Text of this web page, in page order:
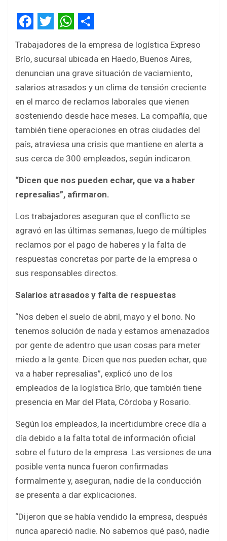
F
a
c
e
b
o
o
k
T
w
i
t
t
e
r
W
h
a
t
s
A
p
p
S
h
a
r
e
Trabajadores de la empresa de logística Expreso
Brío, sucursal ubicada en Haedo, Buenos Aires,
denuncian una grave situación de vaciamiento,
salarios atrasados y un clima de tensión creciente
en el marco de reclamos laborales que vienen
sosteniendo desde hace meses. La compañía, que
también tiene operaciones en otras ciudades del
país, atraviesa una crisis que mantiene en alerta a
sus cerca de 300 empleados, según indicaron.
“Dicen que nos pueden echar, que va a haber
represalias”, afirmaron.
Los trabajadores aseguran que el conflicto se
agravó en las últimas semanas, luego de múltiples
reclamos por el pago de haberes y la falta de
respuestas concretas por parte de la empresa o
sus responsables directos.
Salarios atrasados y falta de respuestas
“Nos deben el suelo de abril, mayo y el bono. No
tenemos solución de nada y estamos amenazados
por gente de adentro que usan cosas para meter
miedo a la gente. Dicen que nos pueden echar, que
va a haber represalias”, explicó uno de los
empleados de la logística Brío, que también tiene
presencia en Mar del Plata, Córdoba y Rosario.
Según los empleados, la incertidumbre crece día a
día debido a la falta total de información oficial
sobre el futuro de la empresa. Las versiones de una
posible venta nunca fueron confirmadas
formalmente y, aseguran, nadie de la conducción
se presenta a dar explicaciones.
“Dijeron que se había vendido la empresa, después
nunca apareció nadie. No sabemos qué pasó, nadie